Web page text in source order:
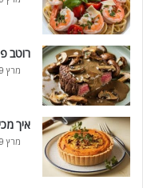
רוטב
מרץ 9, 2025
איך
מרץ 9, 2025